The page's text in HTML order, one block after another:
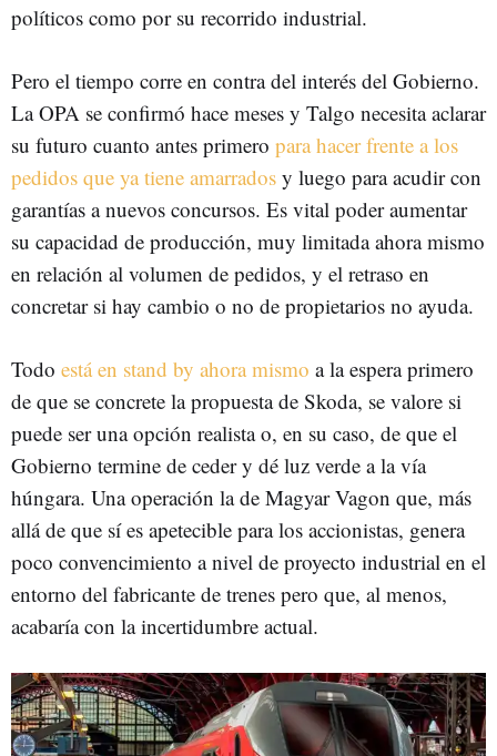
políticos como por su recorrido industrial.
Pero el tiempo corre en contra del interés del Gobierno.
La OPA se confirmó hace meses y Talgo necesita aclarar
su futuro cuanto antes primero para hacer frente a los
pedidos que ya tiene amarrados y luego para acudir con
garantías a nuevos concursos. Es vital poder aumentar
su capacidad de producción, muy limitada ahora mismo
en relación al volumen de pedidos, y el retraso en
concretar si hay cambio o no de propietarios no ayuda.
Todo está en stand by ahora mismo a la espera primero
de que se concrete la propuesta de Skoda, se valore si
puede ser una opción realista o, en su caso, de que el
Gobierno termine de ceder y dé luz verde a la vía
húngara. Una operación la de Magyar Vagon que, más
allá de que sí es apetecible para los accionistas, genera
poco convencimiento a nivel de proyecto industrial en el
entorno del fabricante de trenes pero que, al menos,
acabaría con la incertidumbre actual.